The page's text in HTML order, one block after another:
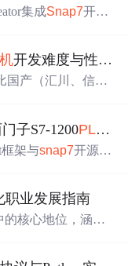
集成Snap7开源
与缓存策略、现场
记录）及异常处
开发难度与性能差异深度实测
国产（汇川、信捷
占用）及调试
度的差异。指出
子S7-1200PLC 数
架与snap7开源库
（I/Q/M/DB区）、
自动重连等工业级
职业发展指南
核心地位，涵盖I